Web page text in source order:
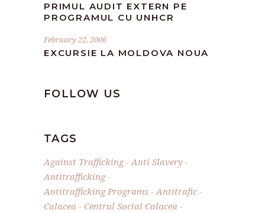
PRIMUL AUDIT EXTERN PE
PROGRAMUL CU UNHCR
February 22, 2006
EXCURSIE LA MOLDOVA NOUA
FOLLOW US
TAGS
Against Trafficking
Anti Slavery
Antitrafficking
Antitrafficking Programs
Antitrafic
Calacea
Centrul Social Calacea